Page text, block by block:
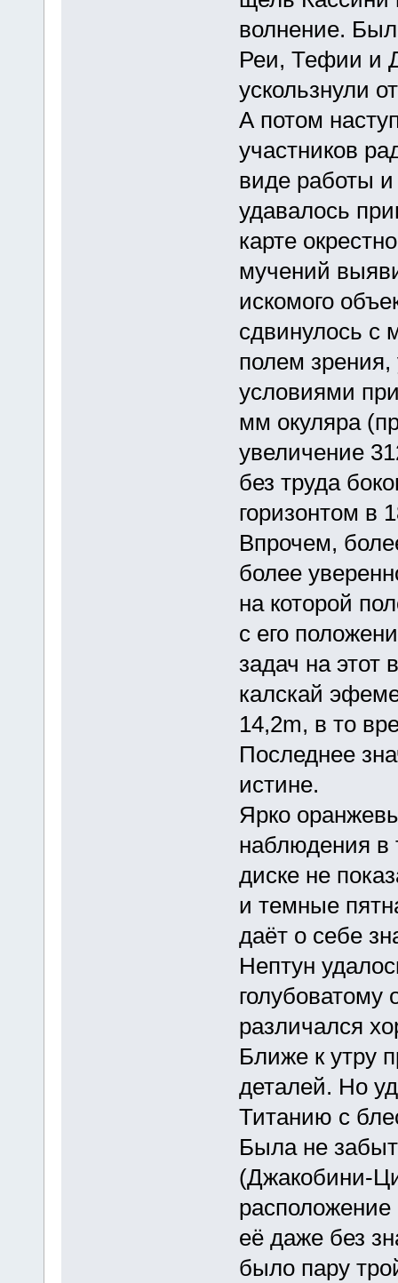
волнение.
Реи, Тефии и
ускользнули
А потом
участников
виде работы и
удавалось
карте
мучений
искомого
сдвинулось с
полем
условиями
мм окуляра
увеличение
без труда
горизонтом в
Впрочем,
более
на которой
с его
задач на этот
калскай
14,2m, в то
Последнее
истине.
Ярко
наблюдения в
диске не
и темные
даёт о себе
Нептун
голубоватому
различался
Ближе к утру
деталей. Но
Титанию с
Была не
(Джакобини-
расположение
её даже без
было пару